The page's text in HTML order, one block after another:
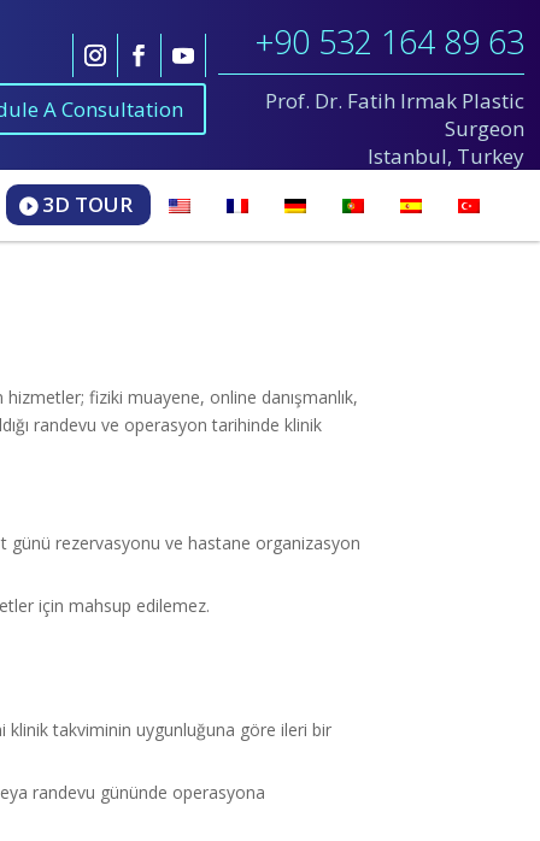
A Consultation
+90 532 164 89 63
Prof. Dr. Fatih Irmak Plastic
Surgeon
Istanbul, Turkey
3D TOUR
hizmetler; fiziki muayene, online danışmanlık,
randevu ve operasyon tarihinde klinik
günü rezervasyonu ve hastane organizasyon
için mahsup edilemez.
klinik takviminin uygunluğuna göre ileri bir
randevu gününde operasyona